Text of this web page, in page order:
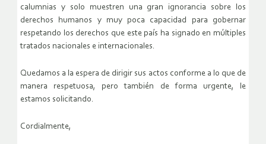
calumnias y solo muestren una gran ignorancia sobre los
derechos humanos y muy poca capacidad para gobernar
respetando los derechos que este país ha signado en múltiples
tratados nacionales e internacionales.
Quedamos a la espera de dirigir sus actos conforme a lo que de
manera respetuosa, pero también de forma urgente, le
estamos solicitando.
Cordialmente,